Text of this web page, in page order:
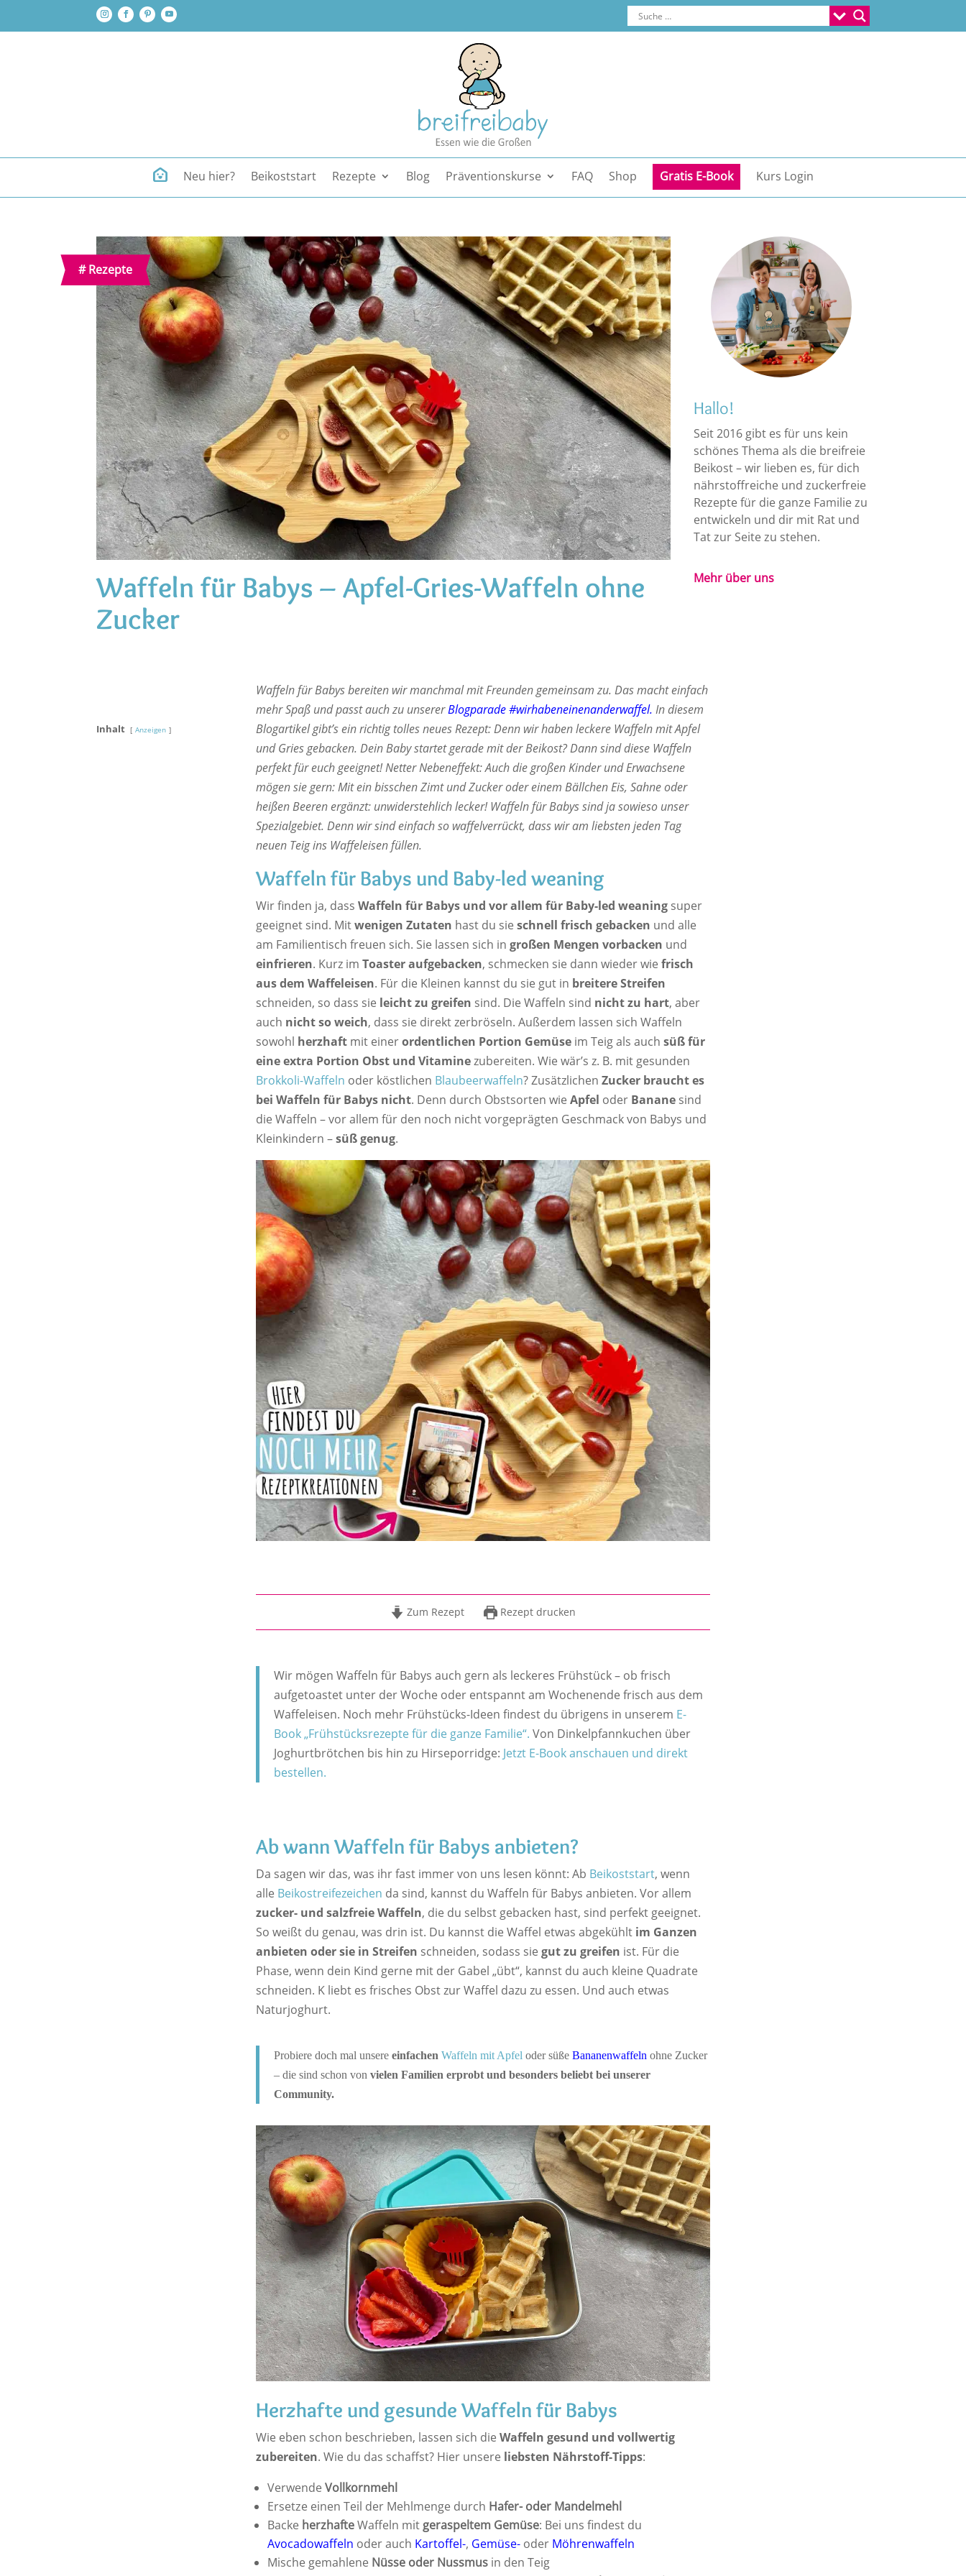
Neu hier? Beikoststart Rezepte Blog Präventionskurse FAQ Shop Gratis E-Book Kurs Login
#Rezepte
Waffeln für Babys – Apfel-Gries-Waffeln ohne
Zucker
Hallo!
Seit 2016 gibt es für uns kein
schönes Thema als die breifreie
Beikost – wir lieben es, für dich
nährstoffreiche und zuckerfreie
Rezepte für die ganze Familie zu
entwickeln und dir mit Rat und
Tat zur Seite zu stehen.
Mehr über uns
Inhalt Anzeigen
Waffeln für Babys bereiten wir manchmal mit Freunden gemeinsam zu. Das macht einfach
mehr Spaß und passt auch zu unsererBlogparade #wirhabeneinenanderwaffel. In diesem
Blogartikel gibt’s ein richtig tolles neues Rezept: Denn wir haben leckere Waffeln mit Apfel
und Gries gebacken. Dein Baby startet gerade mit der Beikost? Dann sind diese Waffeln
perfekt für euch geeignet! Netter Nebeneffekt: Auch die großen Kinder und Erwachsene
mögen sie gern: Mit ein bisschen Zimt und Zucker oder einem Bällchen Eis, Sahne oder
heißen Beeren ergänzt: unwiderstehlich lecker! Waffeln für Babys sind ja sowieso unser
Spezialgebiet. Denn wir sind einfach so waffelverrückt, dass wir am liebsten jeden Tag
neuen Teig ins Waffeleisen füllen.
Waffeln für Babys und Baby-led weaning
Wir finden ja, dass Waffeln für Babys und vor allem für Baby-led weaningsuper
geeignet sind. Mitwenigen Zutaten hast du sie schnell frisch gebacken und alle
am Familientisch freuen sich. Sie lassen sich in großen Mengen vorbacken und
einfrieren. Kurz im Toaster aufgebacken, schmecken sie dann wieder wie frisch
aus dem Waffeleisen. Für die Kleinen kannst du sie gut in breitere Streifen
schneiden, so dass sie leicht zu greifen sind. Die Waffeln sind nicht zu hart, aber
auch nicht so weich, dass sie direkt zerbröseln. Außerdem lassen sich Waffeln
sowohl herzhaftmit einerordentlichen Portion Gemüseim Teig als auch süß für
eine extra Portion Obst und Vitaminezubereiten. Wie wär’s z. B. mit gesunden
Brokkoli-Waffeln oder köstlichen Blaubeerwaffeln? Zusätzlichen Zucker braucht es
bei Waffeln für Babys nicht. Denn durch Obstsorten wie Apfel oder Bananesind
die Waffeln – vor allem für den noch nicht vorgeprägten Geschmack von Babys und
Kleinkindern –süß genug.
Zum Rezept Rezept drucken
Wir mögen Waffeln für Babys auch gern als leckeres Frühstück – ob frisch
aufgetoastet unter der Woche oder entspannt am Wochenende frisch aus dem
Waffeleisen. Noch mehr Frühstücks-Ideen findest du übrigens in unserem E-
Book „Frühstücksrezepte für die ganze Familie“. Von Dinkelpfannkuchen über
Joghurtbrötchen bis hin zu Hirseporridge: Jetzt E-Book anschauen und direkt
bestellen.
Ab wann Waffeln für Babys anbieten?
Da sagen wir das, was ihr fast immer von uns lesen könnt: Ab Beikoststart, wenn
alle Beikostreifezeichen da sind, kannst du Waffeln für Babys anbieten. Vor allem
zucker- und salzfreie Waffeln, die du selbst gebacken hast, sind perfekt geeignet.
So weißt du genau, was drin ist. Du kannst die Waffel etwas abgekühltim Ganzen
anbieten oder sie in Streifen schneiden, sodass sie gut zu greifen ist. Für die
Phase, wenn dein Kind gerne mit der Gabel „übt“, kannst du auch kleine Quadrate
schneiden. K liebt es frisches Obst zur Waffel dazu zu essen. Und auch etwas
Naturjoghurt.
Probiere doch mal unsere einfachen Waffeln mit Apfel oder süße Bananenwaffeln ohne Zucker
– die sind schon von vielen Familien erprobt und besonders beliebt bei unserer
Community.
Herzhafte und gesunde Waffeln für Babys
Wie eben schon beschrieben, lassen sich die Waffeln gesund und vollwertig
zubereiten. Wie du das schaffst? Hier unsere liebsten Nährstoff-Tipps:
VerwendeVollkornmehl
Ersetze einen Teil der Mehlmenge durch Hafer- oder Mandelmehl
Backe herzhafteWaffeln mit geraspeltem Gemüse: Bei uns findest du
Avocadowaffeln oder auch Kartoffel-, Gemüse-oder Möhrenwaffeln
Mische gemahleneNüsse oder Nussmusin den Teig